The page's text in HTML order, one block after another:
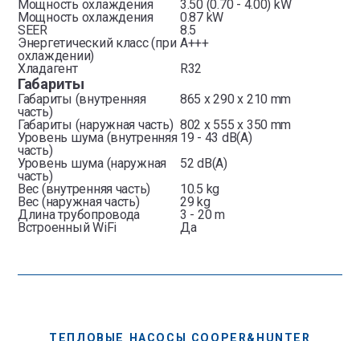
Мощность охлаждения
3.50 (0.70 - 4.00) kW
Мощность охлаждения
0.87 kW
SEER
8.5
Энергетический класс (при
охлаждении)
A+++
Хладагент
R32
Габариты
Габариты (внутренняя
часть)
865 х 290 х 210 mm
Габариты (наружная часть) 802 x 555 х 350 mm
Уровень шума (внутренняя
часть)
19 - 43 dB(A)
Уровень шума (наружная
часть)
52 dB(A)
Вес (внутренняя часть)
10.5 kg
Вес (наружная часть)
29 kg
Длина трубопровода
3 - 20 m
Встроенный WiFi
Да
ТЕПЛОВЫЕ НАСОСЫ COOPER&HUNTER